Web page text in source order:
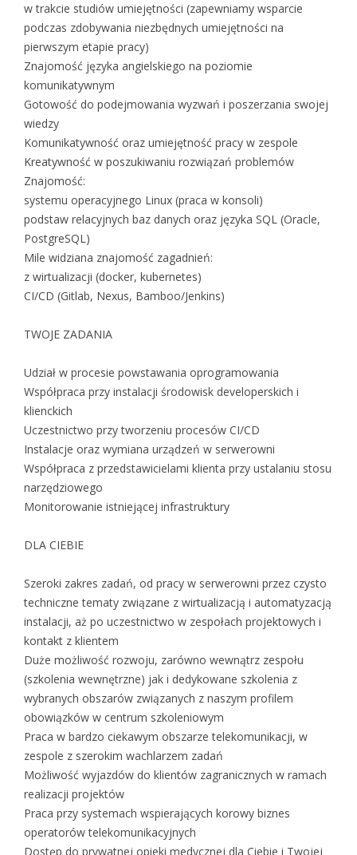
w trakcie studiów umiejętności (zapewniamy wsparcie
podczas zdobywania niezbędnych umiejętności na
pierwszym etapie pracy)
Znajomość języka angielskiego na poziomie
komunikatywnym
Gotowość do podejmowania wyzwań i poszerzania swojej
wiedzy
Komunikatywność oraz umiejętność pracy w zespole
Kreatywność w poszukiwaniu rozwiązań problemów
Znajomość:
systemu operacyjnego Linux (praca w konsoli)
podstaw relacyjnych baz danych oraz języka SQL (Oracle,
PostgreSQL)
Mile widziana znajomość zagadnień:
z wirtualizacji (docker, kubernetes)
CI/CD (Gitlab, Nexus, Bamboo/Jenkins)
TWOJE ZADANIA
Udział w procesie powstawania oprogramowania
Współpraca przy instalacji środowisk developerskich i
klienckich
Uczestnictwo przy tworzeniu procesów CI/CD
Instalacje oraz wymiana urządzeń w serwerowni
Współpraca z przedstawicielami klienta przy ustalaniu stosu
narzędziowego
Monitorowanie istniejącej infrastruktury
DLA CIEBIE
Szeroki zakres zadań, od pracy w serwerowni przez czysto
techniczne tematy związane z wirtualizacją i automatyzacją
instalacji, aż po uczestnictwo w zespołach projektowych i
kontakt z klientem
Duże możliwość rozwoju, zarówno wewnątrz zespołu
(szkolenia wewnętrzne) jak i dedykowane szkolenia z
wybranych obszarów związanych z naszym profilem
obowiązków w centrum szkoleniowym
Praca w bardzo ciekawym obszarze telekomunikacji, w
zespole z szerokim wachlarzem zadań
Możliwość wyjazdów do klientów zagranicznych w ramach
realizacji projektów
Praca przy systemach wspierających korowy biznes
operatorów telekomunikacyjnych
Dostęp do prywatnej opieki medycznej dla Ciebie i Twojej